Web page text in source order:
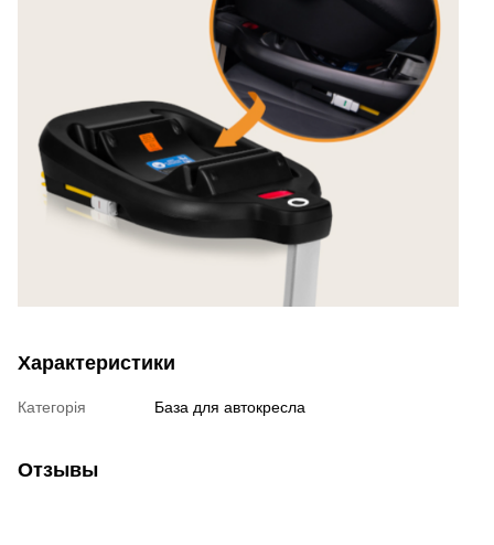
Характеристики
Категорія База для автокресла
Отзывы